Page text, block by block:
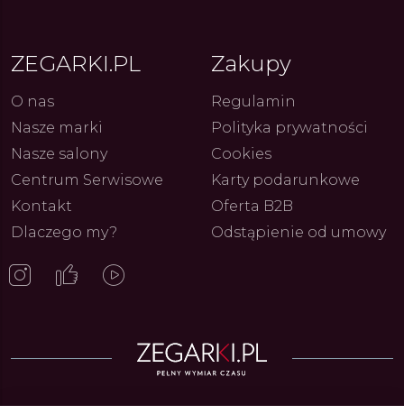
ZEGARKI.PL
O nas
Nasze marki
Nasze salony
Centrum Serwisowe
Kontakt
Dlaczego my?
Zakupy
Regulamin
Polityka prywatności
Cookies
Karty podarunkowe
Oferta B2B
Odstąpienie od umowy